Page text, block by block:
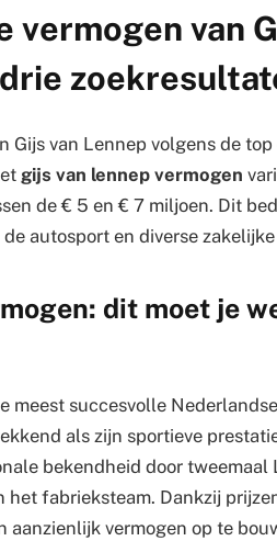
vermogen van
Gijs van Lennep volgens de
gijs van lennep vermogen
de € 5 en € 7 miljoen. Dit
autosport en diverse
dit moet je
meest succesvolle
als zijn sportieve
bekendheid door tweemaal
het fabrieksteam. Dankzij
aanzienlijk vermogen op te